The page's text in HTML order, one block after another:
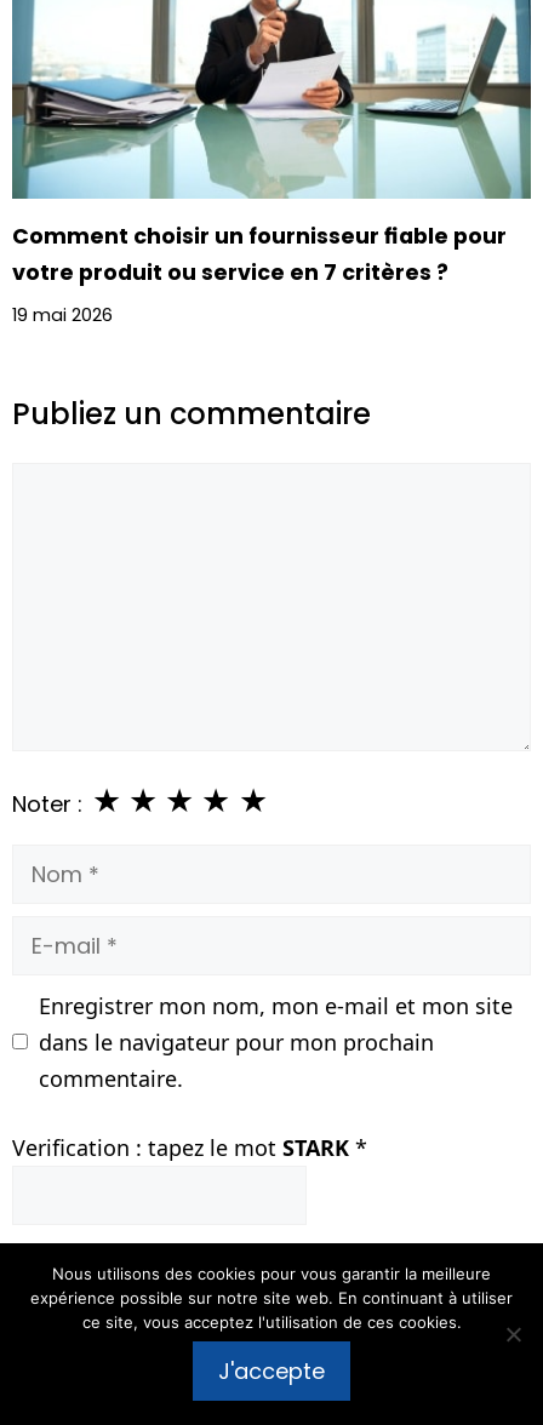
Comment choisir un fournisseur fiable pour
votre produit ou service en 7 critères ?
19 mai 2026
Publiez un commentaire
Noter : ★
★
★
★
★
Nom
E-
Enregistrer mon nom, mon e-mail et mon site
dans le navigateur pour mon prochain
commentaire.
Verification : tapez le mot STARK *
Publier un commentaire
Nous utilisons des cookies pour vous garantir la meilleure
expérience possible sur notre site web. En continuant à utiliser
ce site, vous acceptez l'utilisation de ces cookies.
J'accepte